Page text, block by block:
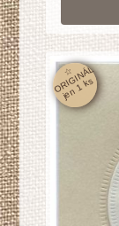
☆
O
RI
GI
N
Á
L
j
e
n
1
k
s